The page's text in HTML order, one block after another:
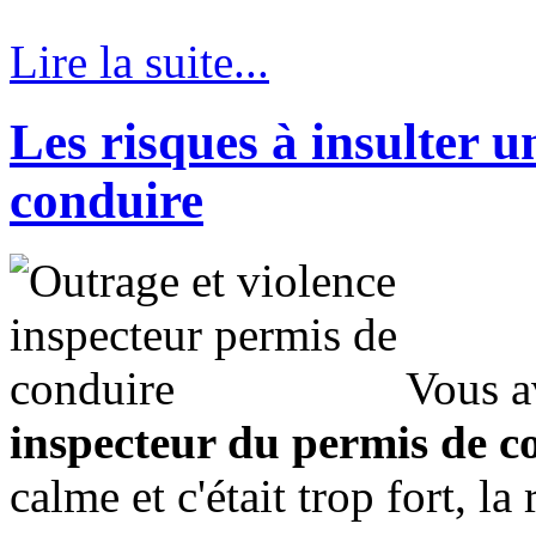
Lire la suite...
Les risques à insulter
conduire
Vous
inspecteur du permis de
calme et c'était trop fort, la